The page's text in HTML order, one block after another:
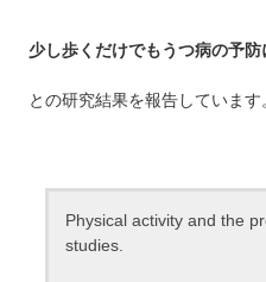
少し歩くだけでもうつ病の予防
との研究結果を報告しています
Physical activity and the
studies.